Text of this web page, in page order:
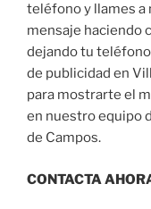
teléfono y llames a
mensaje haciendo
dejando tu
de publicidad en
para mostrarte el
en nuestro equipo
de Campos.
CONTACTA